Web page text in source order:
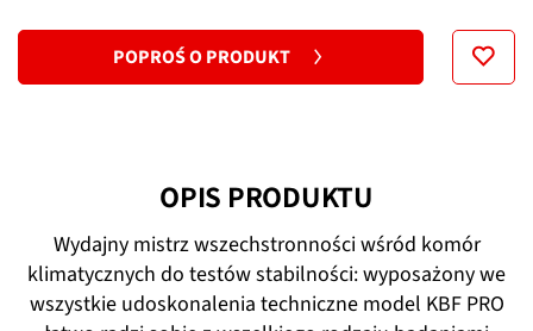
POPROŚ O PRODUKT
OPIS PRODUKTU
Wydajny mistrz wszechstronności wśród komór
klimatycznych do testów stabilności: wyposażony we
wszystkie udoskonalenia techniczne model KBF PRO